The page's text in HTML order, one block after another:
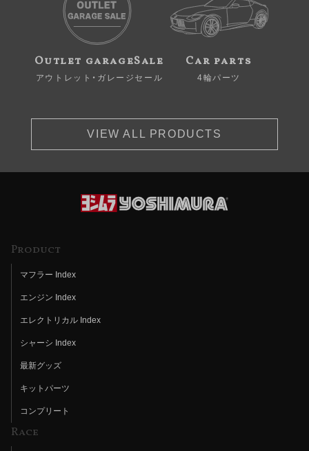
Outlet garageSale
アウトレット・ガレージセール
Car parts
4輪パーツ
VIEW ALL PRODUCTS
Product
マフラー Index
エンジン Index
エレクトリカル Index
シャーシ Index
最新グッズ
キットパーツ
コンプリート
Race